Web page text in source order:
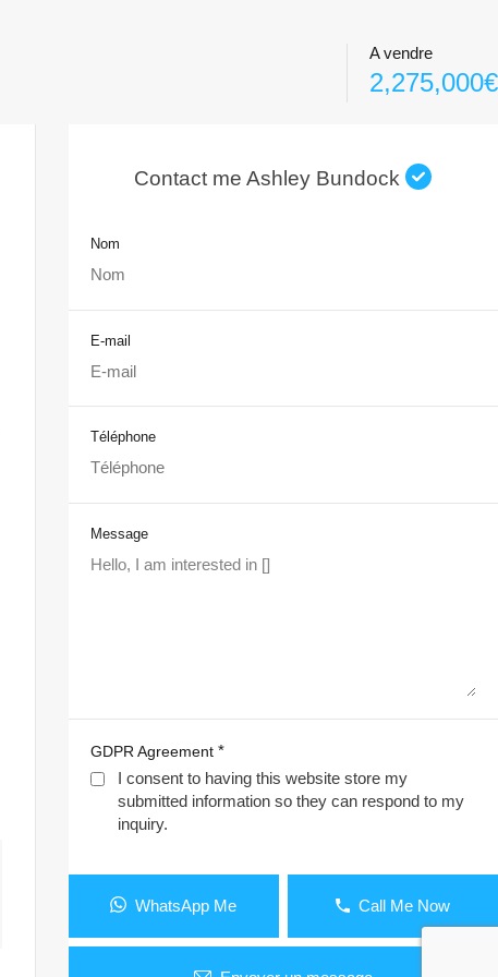
A vendre
2,275,000€
Contact me Ashley Bundock
Nom
E-mail
Téléphone
Message
GDPR Agreement *
I consent to having this website store my
submitted information so they can respond to my
inquiry.
WhatsApp Me Call Me Now